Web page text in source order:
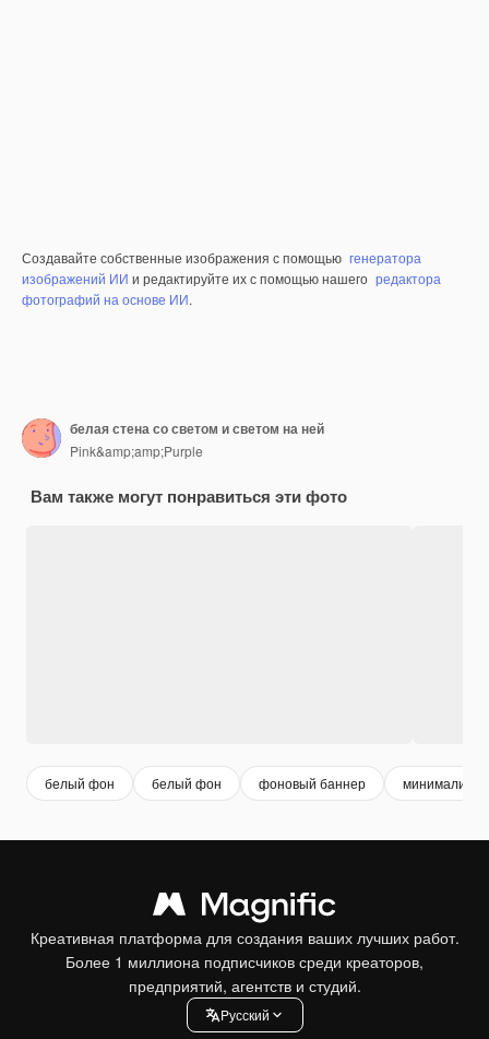
Создавайте собственные изображения с помощью генератора
изображений ИИ и редактируйте их с помощью нашего редактора
фотографий на основе ИИ.
белая стена со светом и светом на ней
Pink&amp;amp;Purple
Вам также могут понравиться эти фото
белый фон белый фон фоновый баннер
Креативная платформа для создания ваших лучших работ.
Более 1 миллиона подписчиков среди креаторов,
предприятий, агентств и студий.
Pусский